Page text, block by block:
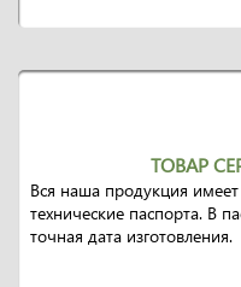
ТОВАР
Вся наша продукция имеет
технические паспорта. В
точная дата изготовления.